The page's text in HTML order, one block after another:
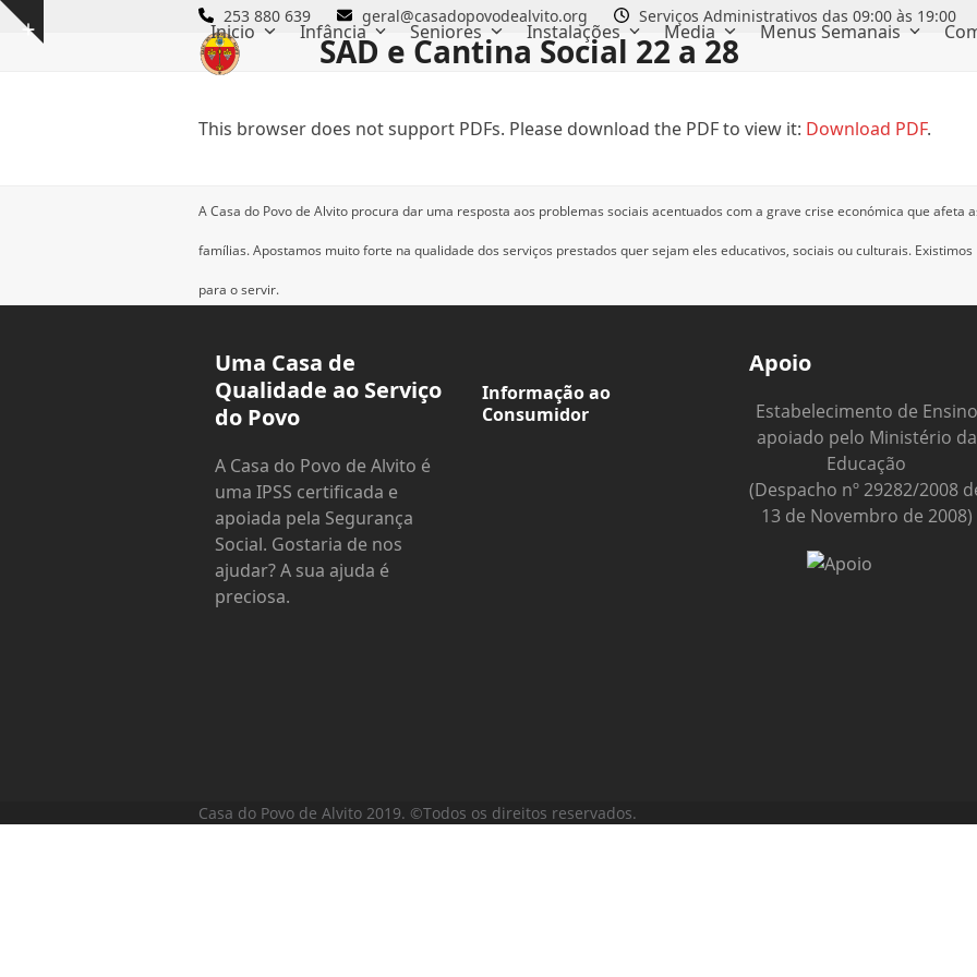
Skip
Show
253 880 639 geral@casadopovodealvito.org Serviços Administrativos das 09:00 às 19:00
Inicio Infância Seniores Instalações Media Menus Semanais
SAD e Cantina Social 22 a 28
This browser does not support PDFs. Please download the PDF to view it: Download PDF.
A Casa do Povo de Alvito procura dar uma resposta aos problemas sociais acentuados com a grave crise económica que afeta
famílias.Apostamos muito forte na qualidade dos serviços prestados quer sejam eles educativos, sociais ou culturais. Existimos
para o servir.
Uma Casa de
Qualidade ao Serviço
do Povo
A Casa do Povo de Alvito é
uma IPSS certificada e
apoiada pela Segurança
Social. Gostaria de nos
ajudar? A sua ajuda é
preciosa.
Informação ao
Consumidor
Apoio
Estabelecimento de Ensino
apoiado pelo Ministério da
Educação
(Despacho nº 29282/2008
13 de Novembro de 2008)
Casa do Povo de Alvito 2019. ©Todos os direitos reservados.